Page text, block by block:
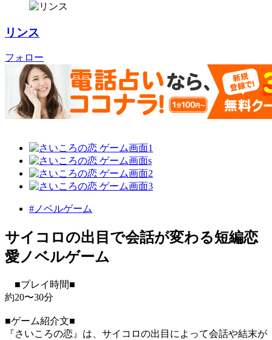
リンス
フォロー
#ノベルゲーム
サイコロの出目で会話が変わる短編恋
愛ノベルゲーム
■プレイ時間■
約20〜30分
■ゲーム紹介文■
『さいころの恋』は、サイコロの出目によって会話や結末が